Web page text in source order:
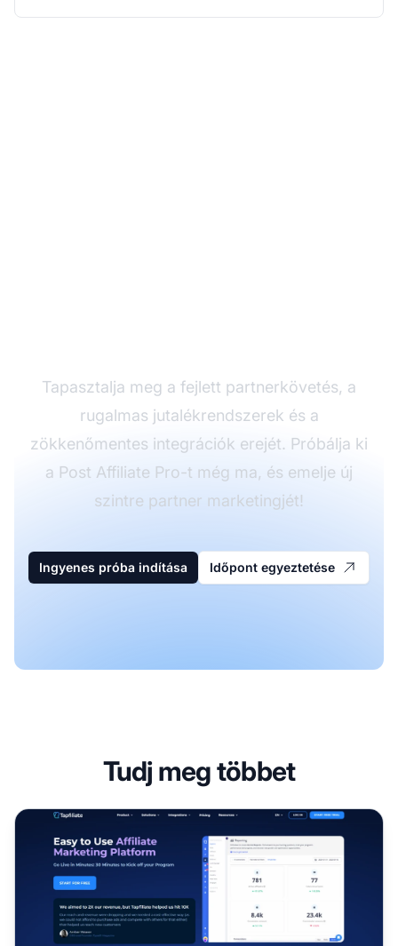
Tapasztalja meg a fejlett partnerkövetés, a
rugalmas jutalékrendszerek és a
zökkenőmentes integrációk erejét. Próbálja ki
a Post Affiliate Pro-t még ma, és emelje új
szintre partner marketingjét!
Ingyenes próba indítása Időpont egyeztetése
Tudj meg többet
Tapfiliate Partnerprogram